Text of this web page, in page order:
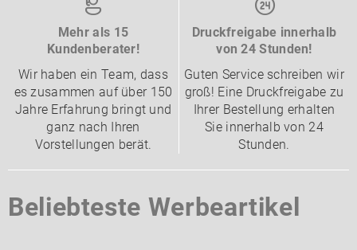
Mehr als 15
Kundenberater!
Wir haben ein Team, dass
es zusammen auf über 150
Jahre Erfahrung bringt und
ganz nach Ihren
Vorstellungen berät.
Druckfreigabe innerhalb
von 24 Stunden!
Guten Service schreiben wir
groß! Eine Druckfreigabe zu
Ihrer Bestellung erhalten
Sie innerhalb von 24
Stunden.
Beliebteste Werbeartikel